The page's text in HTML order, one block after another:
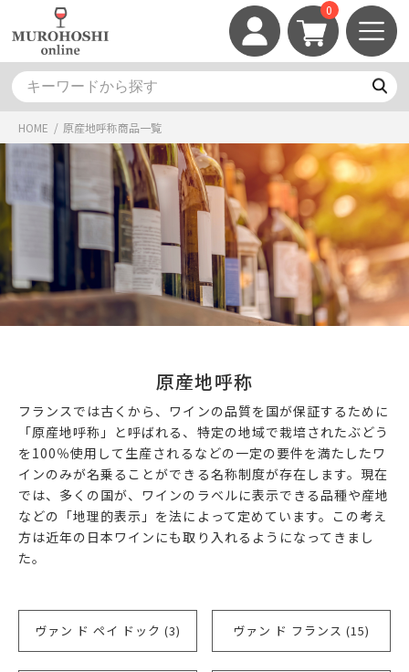
0
HOME / 原産地呼称商品一覧
原産地呼称
フランスでは古くから、ワインの品質を国が保証するために
「原産地呼称」と呼ばれる、特定の地域で栽培されたぶどう
を100％使用して生産されるなどの一定の要件を満たしたワ
インのみが名乗ることができる名称制度が存在します。現在
では、多くの国が、ワインのラベルに表示できる品種や産地
などの「地理的表示」を法によって定めています。この考え
方は近年の日本ワインにも取り入れるようになってきまし
た。
ヴァン ド ペイ ドック (3) ヴァン ド フランス (15)